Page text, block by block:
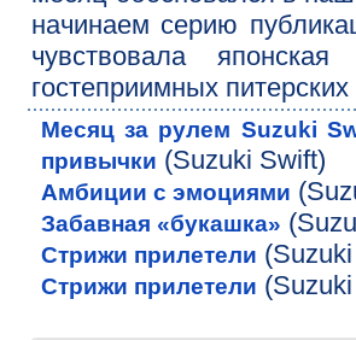
начинаем серию
чувствовала
гостеприимных
Месяц за рулем Suzuki
привычки (Suzuki Swift)
Амбиции с эмоциями
Забавная «букашка»
Стрижи прилетели
Стрижи прилетели